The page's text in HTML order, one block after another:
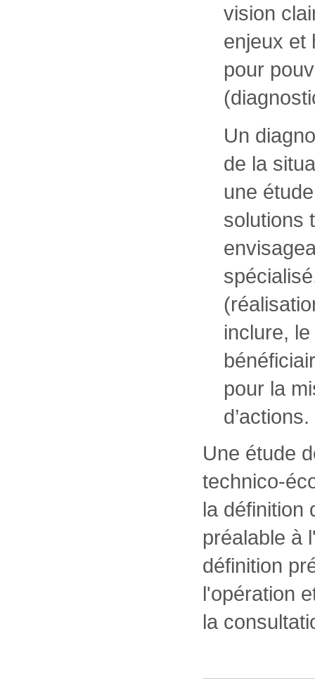
vision
enjeux et
pour
Un
de la
une
solutions
inclure,
pour la
d’actions.
Une étude
technico-
la définition
préalable à
définition
l'opération
la